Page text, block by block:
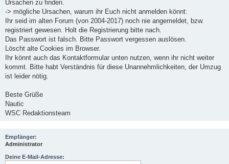
Ursachen zu finden.
-> mögliche Ursachen, warum ihr Euch nicht anmelden könnt:
Ihr seid im alten Forum (von 2004-2017) noch nie angemeldet, bzw.
registriert gewesen. Holt die Registrierung bitte nach.
Das Passwort ist falsch. Bitte Passwort vergessen auslösen.
Löscht alte Cookies im Browser.
Ihr könnt auch das Kontaktformular unten nutzen, wenn ihr nicht weiter
kommt. Bitte habt Verständnis für diese Unannehmlichkeiten, der Umzug
ist leider nötig.
Beste Grüße
Nautic
WSC Redaktionsteam
Empfänger:
Administrator
Deine E-Mail-Adresse: